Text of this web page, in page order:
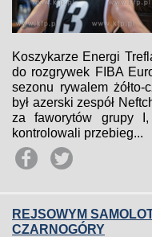
Koszykarze Energi
do rozgrywek FIBA
sezonu rywalem
był azerski zespół
za faworytów grupy
kontrolowali przebieg...
REJSOWYM
CZARNOGÓRY